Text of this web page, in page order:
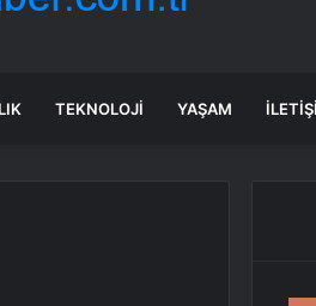
TEKNOLOJI YAŞAM